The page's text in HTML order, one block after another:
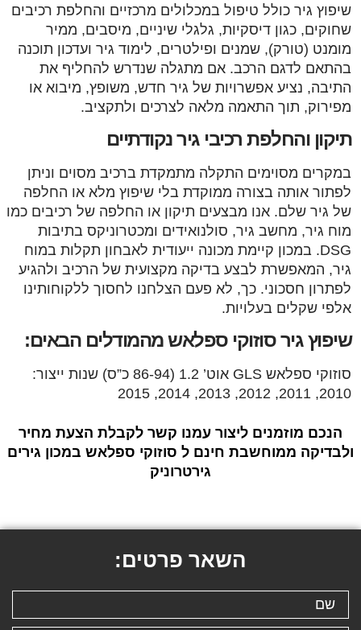
שיפוץ גיר כולל טיפול במכלולים מרכזיים והחלפת רכיבים
שחוקים, כגון דיסקיות, גלגלי שיניים, מיסבים, ממיר
מומנט (טורק), שמנים ופילטרים, לימוד גיר ועדכון תוכנה
בהתאם לדגם הרכב. אם מתגלה שנדרש להחליף את
התיבה, נציע אפשרויות של גיר חדש, משופץ, מיבוא או
מפירוק, תוך התאמה מלאה לצרכים ולתקציב.
תיקון והחלפת רכיבי גיר נקודתיים
במקרים מסוימים התקלה מתמקדת ברכיב מסוים וניתן
לפתור אותה בצורה ממוקדת בלי שיפוץ מלא או החלפה
של גיר שלם. אנו מבצעים תיקון או החלפה של רכיבים כמו
מוח גיר, מחשב גיר, סולנואידים ומכטרוניקס בתיבות
DSG. במכון קיימת מכונה ייעודית לאבחון תקלות במוח
גיר, המאפשרת לבצע בדיקה מקצועית של הרכיב ולהגיע
לפתרון חסכוני. כך, לא פעם הצלחנו לחסוך ללקוחותינו
אלפי שקלים בעלויות.
שיפוץ גיר סוזוקי ספלאש מהמודלים הבאים:
סוזוקי ספלאש GLS אוט’ 1.2 (86-94 כ”ס) שנות ייצור:
2010, 2011, 2012, 2013, 2014, 2015
הנכם מוזמנים ליצור עמנו קשר לקבלת הצעת מחיר
ולבדיקה ממוחשבת חינם ל סוזוקי ספלאש במכון גירים
גירטרוניק
השאר פרטים: